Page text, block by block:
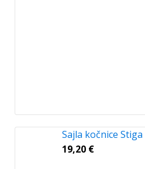
Sajla kočnice Stiga
19,20 €